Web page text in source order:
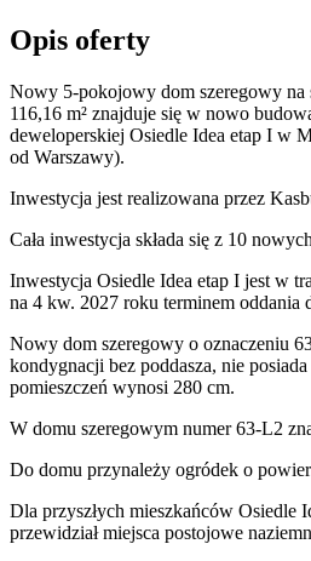
Opis oferty
Nowy 5-pokojowy dom szeregowy na
116,16 m² znajduje się w nowo
deweloperskiej Osiedle Idea etap I w
od Warszawy).
Inwestycja jest realizowana przez
Cała inwestycja składa się z 10
Inwestycja Osiedle Idea etap I jest w
na 4 kw. 2027 roku terminem oddania
Nowy dom szeregowy o oznaczeniu
kondygnacji bez poddasza, nie
pomieszczeń wynosi 280 cm.
W domu szeregowym numer63-L2
Do domu przynależy ogródek o
Dla przyszłych mieszkańców Osiedle
przewidziałmiejsca postojowe